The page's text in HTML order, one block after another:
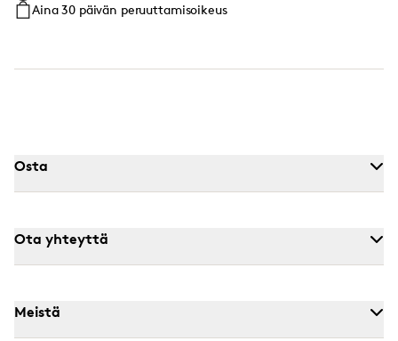
Aina 30 päivän peruuttamisoikeus
Osta
Ota yhteyttä
Meistä